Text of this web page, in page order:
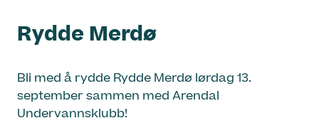
Rydde Merdø
Bli med å rydde Rydde Merdø lørdag 13.
september sammen med Arendal
Undervannsklubb!